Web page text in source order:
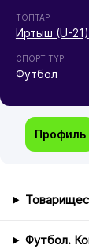
ТОПТАР
Иртыш (U-21)
СПОРТ ТҮРІ
Футбол
Профиль
Футбол.